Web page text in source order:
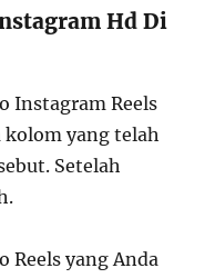
Hd Di
Instagram Reels
kolom yang telah
Setelah
Reels yang Anda